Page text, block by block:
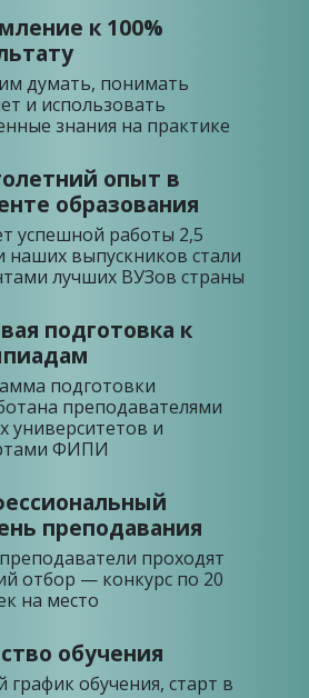
к 100%
думать, понимать
и использовать
знания на практике
опыт в
образования
успешной работы 2,5
наших выпускников стали
лучших ВУЗов страны
подготовка к
подготовки
преподавателями
университетов и
ФИПИ
преподавания
проходят
отбор — конкурс по 20
на место
обучения
график обучения, старт в